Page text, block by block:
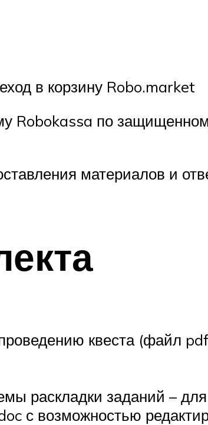
в корзину Robo.market
Robokassa по
материалов и
квеста (файл
раскладки заданий –
с возможностью